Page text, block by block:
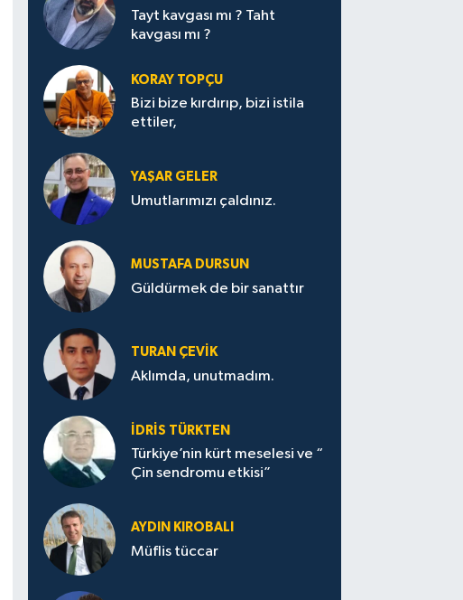
Tayt kavgası mı ? Taht
kavgası mı ?
KORAY TOPÇU
Bizi bize kırdırıp, bizi istila
ettiler,
YAŞAR GELER
Umutlarımızı çaldınız.
MUSTAFA DURSUN
Güldürmek de bir sanattır
TURAN ÇEVİK
Aklımda, unutmadım.
İDRİS TÜRKTEN
Türkiye’nin kürt meselesi ve “
Çin sendromu etkisi”
AYDIN KIROBALI
Müflis tüccar